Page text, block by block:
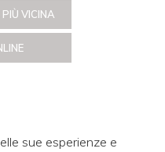
VICINA
sue esperienze e